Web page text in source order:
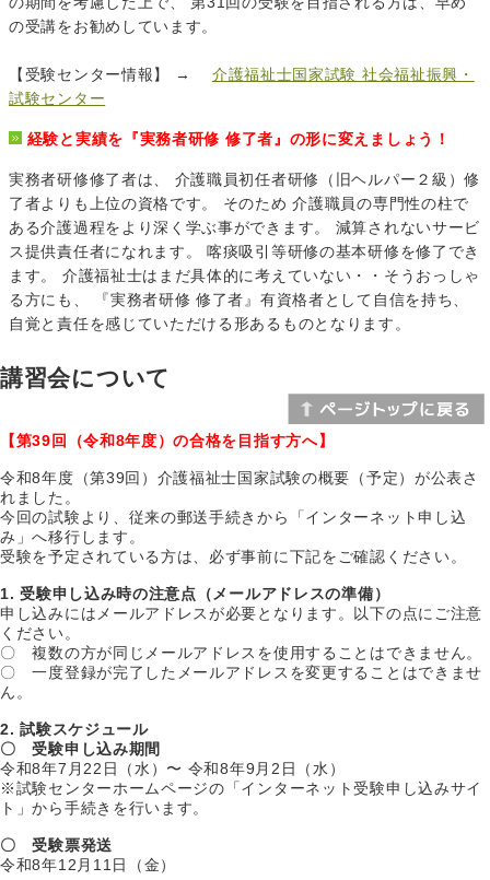
の受講をお勧めしています。
【受験センター情報】 → 介護福祉士国家試験 社会福祉振興・
試験センター
経験と実績を『実務者研修 修了者』の形に変えましょう！
実務者研修修了者は、 介護職員初任者研修（旧ヘルパー２級）修
了者よりも上位の資格です。 そのため 介護職員の専門性の柱で
ある介護過程をより深く学ぶ事ができます。 減算されないサービ
ス提供責任者になれます。 喀痰吸引等研修の基本研修を修了でき
ます。 介護福祉士はまだ具体的に考えていない・・そうおっしゃ
る方にも、 『実務者研修 修了者』有資格者として自信を持ち、
自覚と責任を感じていただける形あるものとなります。
講習会について
【第39回（令和8年度）の合格を目指す方へ】
令和8年度（第39回）介護福祉士国家試験の概要（予定）が公表さ
れました。
今回の試験より、従来の郵送手続きから「インターネット申し込
み」へ移行します。
受験を予定されている方は、必ず事前に下記をご確認ください。
1. 受験申し込み時の注意点（メールアドレスの準備）
申し込みにはメールアドレスが必要となります。以下の点にご注意
ください。
〇 複数の方が同じメールアドレスを使用することはできません。
〇 一度登録が完了したメールアドレスを変更することはできませ
ん。
2. 試験スケジュール
〇 受験申し込み期間
令和8年7月22日（水）〜 令和8年9月2日（水）
※試験センターホームページの「インターネット受験申し込みサイ
ト」から手続きを行います。
〇 受験票発送
令和8年12月11日（金）